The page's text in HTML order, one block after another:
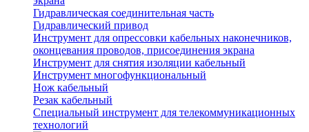
Гидравлическая соединительная часть
Гидравлический привод
Инструмент для опрессовки кабельных наконечников,
оконцевания проводов, присоединения экрана
Инструмент для снятия изоляции кабельный
Инструмент многофункциональный
Нож кабельный
Резак кабельный
Специальный инструмент для телекоммуникационных
технологий